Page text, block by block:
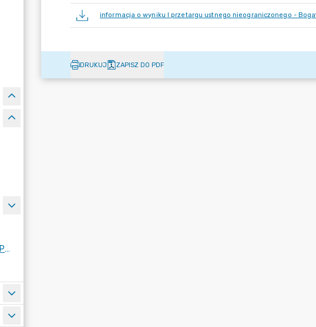
WSPÓŁPRACA Z ORGANIZACJAMI POZARZĄDOWYMI
informacja o wyniku I przetargu ustnego nieograniczonego -
DRUKUJ ZAPISZ DO PDF